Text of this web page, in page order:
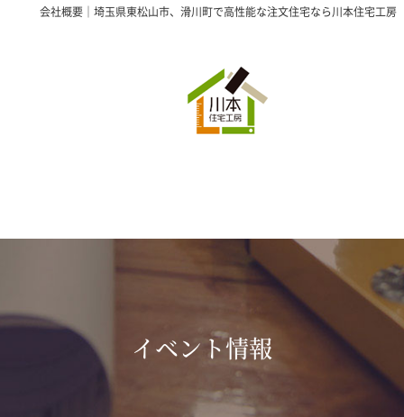
会社概要｜埼玉県東松山市、滑川町で高性能な注文住宅なら川本住宅工房
イベント情報